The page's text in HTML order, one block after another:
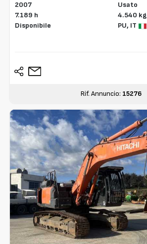
2007
7.189 h
Disponibile
Usato
4.540 kg
PU, IT
Rif. Annuncio: 15276